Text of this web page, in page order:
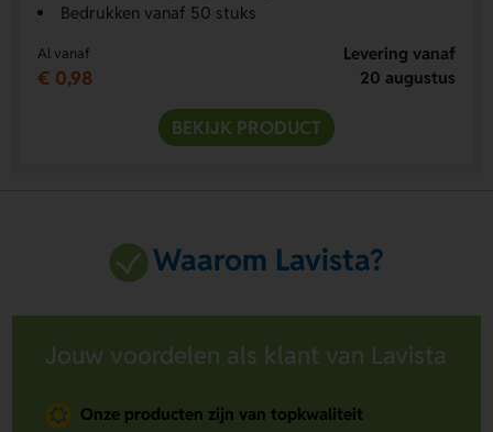
Bedrukken vanaf 50 stuks
Al vanaf
€ 0,98
Levering vanaf
20 augustus
BEKIJK PRODUCT
Waarom Lavista?
Jouw voordelen als klant van Lavista
Onze producten zijn van topkwaliteit